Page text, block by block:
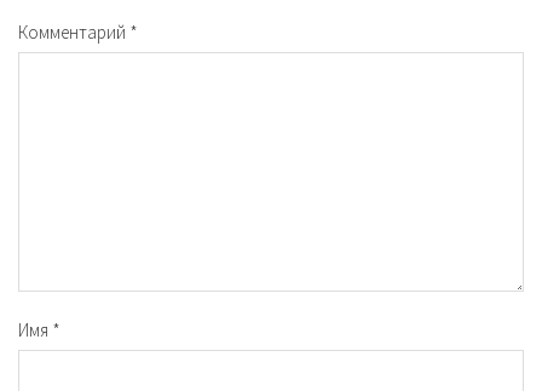
Комментарий *
Имя *